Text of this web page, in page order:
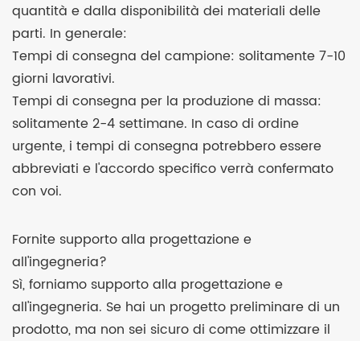
quantità e dalla disponibilità dei materiali delle
parti. In generale:
Tempi di consegna del campione: solitamente 7-10
giorni lavorativi.
Tempi di consegna per la produzione di massa:
solitamente 2-4 settimane. In caso di ordine
urgente, i tempi di consegna potrebbero essere
abbreviati e l'accordo specifico verrà confermato
con voi.
Fornite supporto alla progettazione e
all'ingegneria?
Sì, forniamo supporto alla progettazione e
all'ingegneria. Se hai un progetto preliminare di un
prodotto, ma non sei sicuro di come ottimizzare il